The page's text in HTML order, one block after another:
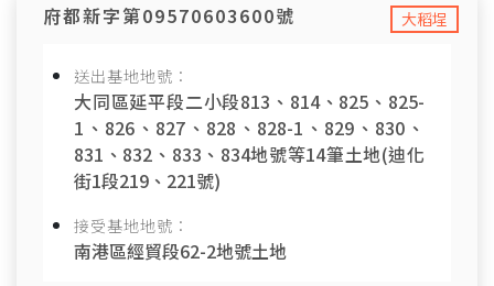
大稻埕
府都新字第09570603600號
送出基地地號：
大同區延平段二小段813、814、825、825-
1、826、827、828、828-1、829、830、
831、832、833、834地號等14筆土地(迪化
街1段219、221號)
接受基地地號：
南港區經貿段62-2地號土地